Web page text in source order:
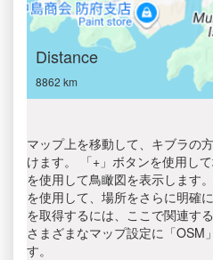
Distance
8862 km
マップ上を移動して、キブラの
けます。 「+」ボタンを使用し
を使用して鳥瞰図を表示します
を使用して、場所をさらに明確
を取得するには、ここで関連す
さまざまなマップ設定に「OSM
す。